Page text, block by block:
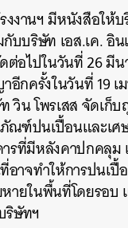
งงานฯ มีหนังสือให้
บบริษัท เอส.เค. อิน
ต่อไปในวันที่ 26 มี
อีกครั้งในวันที่ 19 เ
วิน โพรเสส จัดเก็
ณฑ์ปนเปื้อนและเศ
ารที่มีหลังคาปกคลุม
อาจทำให้การปนเ
หายในพื้นที่โดยรอ
ริษัทฯ